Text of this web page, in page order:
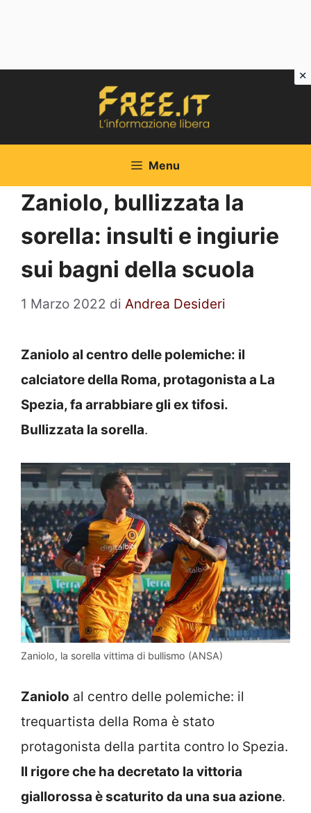
Menu
Zaniolo, bullizzata la
sorella: insulti e ingiurie
sui bagni della scuola
1 Marzo 2022 di Andrea Desideri
Zaniolo al centro delle polemiche: il
calciatore della Roma, protagonista a La
Spezia, fa arrabbiare gli ex tifosi.
Bullizzata la sorella.
Zaniolo, la sorella vittima di bullismo (ANSA)
Zaniolo al centro delle polemiche: il
trequartista della Roma è stato
protagonista della partita contro lo Spezia.
Il rigore che ha decretato la vittoria
giallorossa è scaturito da una sua azione.